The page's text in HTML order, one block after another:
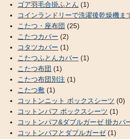
ゴア羽毛合掛ふとん (1)
コインランドリーで洗濯後乾燥機ま
こたつ・座布団 (25)
こたつカバー (2)
コタツカバー (1)
こたつふとんカバー (1)
こたつ布団 (1)
こたつ布団別注 (1)
こたつ敷 (1)
コットンニット ボックスシーツ (0)
コットンパフ ボックスシーツ (1)
コットンパフ&ダブルガーゼ 掛カバ
コットンパフとダブルガーゼ(1)